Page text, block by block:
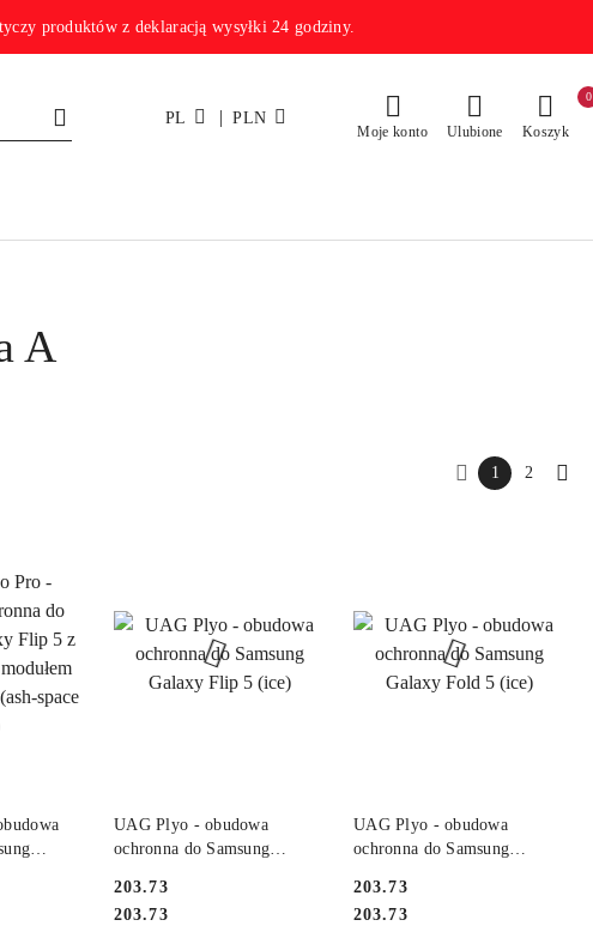
produktów z deklaracją wysyłki 24 godziny.
PL | PLN
Moje konto Ulubione Koszyk
0
A
1 2
space
UAG Plyo - obudowa
ochronna do Samsung
Cena:
203.73
Cena:
203.73
DO KOSZYKA
UAG Plyo - obudowa
ochronna do Samsung
Cena:
203.73
Cena:
203.73
DO KOSZYKA